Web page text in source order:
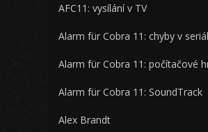
AFC11: vysílání v TV
Alarm für Cobra 11: chyby v
Alarm für Cobra 11: počítačové
Alarm für Cobra 11: SoundTrack
Alex Brandt